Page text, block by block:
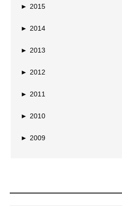
► 2015
► 2014
► 2013
► 2012
► 2011
► 2010
► 2009